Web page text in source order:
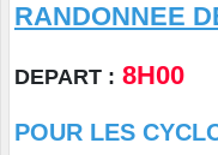
RANDONNEE
DEPART : 8H00
POUR LES